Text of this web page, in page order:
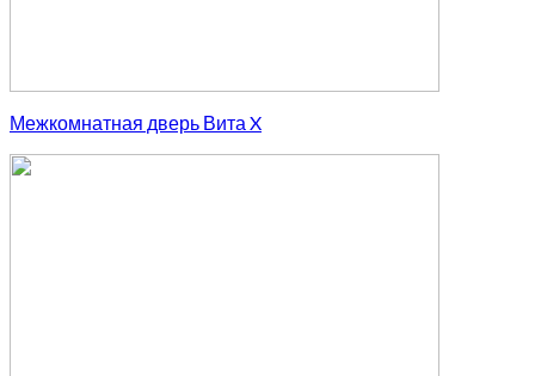
Межкомнатная дверь Вита X